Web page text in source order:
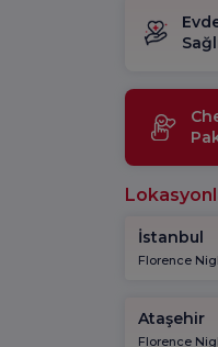
İstanbul
Florence
Ataşehir
Florence